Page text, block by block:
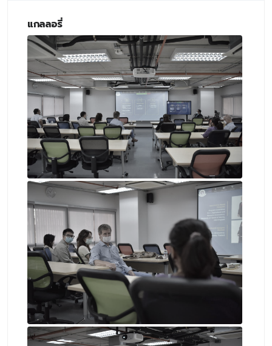
แกลลอรี่